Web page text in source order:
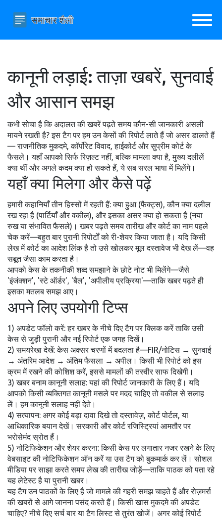
कानूनी लड़ाई: ताज़ा खबरें, सुनवाई
और आसान समझ
कभी सोचा है कि अदालत की खबरें पढ़ते समय कौन-सी जानकारी असली
मायने रखती है? इस टैग पर हम उन केसों की रिपोर्ट लाते हैं जो असर डालते हैं
— राजनीतिक मुकदमे, कॉर्पोरेट विवाद, हाईकोर्ट और सुप्रीम कोर्ट के
फैसले। यहाँ आपको सिर्फ रिज़ल्ट नहीं, बल्कि मामला क्या है, मुख्य दलीलें
क्या थीं और अगले कदम क्या हो सकते हैं, ये सब सरल भाषा में मिलेंगे।
यहाँ क्या मिलेगा और कैसे पढ़ें
हमारी कहानियाँ तीन हिस्सों में रहती हैं: क्या हुआ (फैक्ट्स), कौन क्या दलील
रख रहा है (पार्टियाँ और वकील), और इसका असर क्या हो सकता है (नया
रुख या संभावित फैसले)। खबर पढ़ते समय तारीख और कोर्ट का नाम पहले
चेक करें—बहुत बार पुरानी रिपोर्टों को री-शेयर किया जाता है। यदि किसी
लेख में कोर्ट का आदेश लिंक है तो उसे खोलकर मूल दस्तावेज भी देख लें—वह
सबूत जैसा काम करता है।
आपको केस के तकनीकी शब्द समझाने के छोटे नोट भी मिलेंगे—जैसे
'इंजंक्शन', 'स्टे ऑर्डर', 'बैल', 'अपीलीय प्रक्रिया'—ताकि खबर पढ़ते ही
इसका मतलब समझ आए।
अपने लिए उपयोगी टिप्स
1) अपडेट फॉलो करें: हर खबर के नीचे दिए टैग पर क्लिक करें ताकि उसी
केस से जुड़ी पुरानी और नई रिपोर्ट एक जगह दिखें।
2) समयरेखा देखें: केस अक्सर चरणों में बदलता है—FIR/नोटिस → सुनवाई
→ अंतरिम आदेश → अंतिम फैसला → अपील। किसी भी रिपोर्ट को इस
क्रम में रखने की कोशिश करें, इससे मामलों की तस्वीर साफ दिखेगी।
3) खबर बनाम कानूनी सलाह: यहां की रिपोर्ट जानकारी के लिए हैं। यदि
आपको किसी व्यक्तिगत कानूनी मसले पर मदद चाहिए तो वकील से सलाह
लें। हम कानूनी सलाह नहीं देते।
4) सत्यापन: अगर कोई बड़ा दावा दिखे तो दस्तावेज़, कोर्ट पोर्टल, या
आधिकारिक बयान देखें। सरकारी और कोर्ट रजिस्ट्रियां आमतौर पर
भरोसेमंद स्रोत हैं।
5) नोटिफिकेशन और शेयर करना: किसी केस पर लगातार नजर रखने के लिए
वेबसाइट की नोटिफिकेशन ऑन करें या उस टैग को बुकमार्क कर लें। सोशल
मीडिया पर साझा करते समय लेख की तारीख जोड़ें—ताकि पाठक को पता रहे
यह लेटेस्ट है या पुरानी खबर।
यह टैग उन पाठकों के लिए है जो मामले की गहरी समझ चाहते हैं और रोज़मर्रा
की खबरों से आगे जानना पसंद करते हैं। किसी खास मुकदमे की अपडेट
चाहिए? नीचे दिए सर्च बार या टैग लिस्ट से तुरंत खोजें। अगर कोई रिपोर्ट